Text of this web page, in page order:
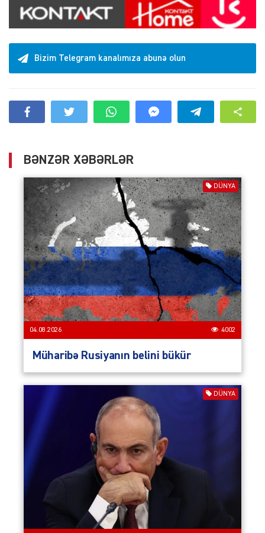
Bizim Telegram kanalımıza abunə olun
BƏNZƏR XƏBƏRLƏR
DÜNYA
04.08.2026 4002
Müharibə Rusiyanın belini bükür
DÜNYA